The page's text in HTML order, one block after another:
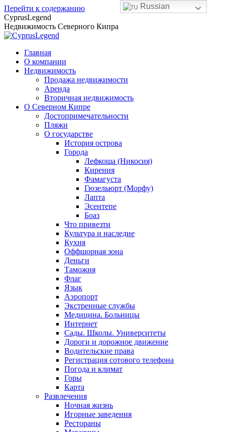
Перейти к содержанию
CyprusLegend
Недвижимость Северного Кипра
Главная
О компании
Недвижимость
Продажа недвижимости
Аренда
Вторичная недвижимость
О Северном Кипре
Достопримечательности
Пляжи
О государстве
История острова
Города
Лефкоша (Никосия)
Кирения
Фамагуста
Гюзельюрт (Морфу)
Лапта
Эсентепе
Боаз
Что привезти
Культура и наследие
Кухня
Оффшорная зона
Деньги
Таможня
Флаг
Язык
Аэропорт
Экстренные службы
Медицина. Больницы
Интернет
Сады. Школы. Университеты
Дороги и дорожное движение
Водительские права
Регистрация сотового телефона
Погода и климат
Горы
Карта
Развлечения
Ночная жизнь
Игорные заведения
Рестораны
Russian